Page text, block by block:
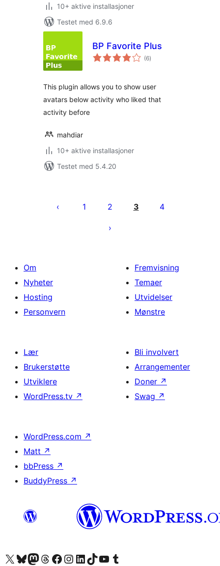
10+ aktive installasjoner
Testet med 6.9.6
BP Favorite Plus
(6totale
vurderinger
)
This plugin allows you to show user
avatars below activity who liked that
activity before
mahdiar
10+ aktive installasjoner
Testet med 5.4.20
1 2 3 4
Om
Nyheter
Hosting
Personvern
Fremvisning
Temaer
Utvidelser
Mønstre
Lær
Brukerstøtte
Utviklere
WordPress.tv ↗
Bli involvert
Arrangementer
Doner ↗
Swag ↗
WordPress.com ↗
Matt ↗
bbPress ↗
BuddyPress ↗
Besøk vår konto på X Visit our Bluesky account
Besøk vår Mastodon-konto
Visit our Threads account
Besøk vår Facebook-sideBesøk vår Instagram-konto
Besøk vår LinkedIn-konto
Visit our TikTok account
Visit our YouTube channel
Visit our Tumblr account